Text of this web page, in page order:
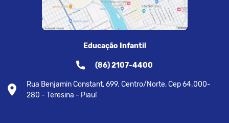
Educação Infantil
(86) 2107-4400
Rua Benjamin Constant, 699. Centro/Norte, Cep 64.000-
280 - Teresina - Piauí